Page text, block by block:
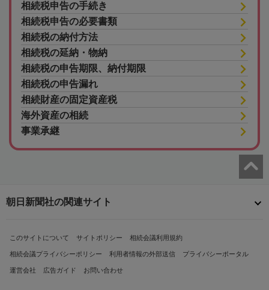
相続税申告の手続き
相続税申告の必要書類
相続税の納付方法
相続税の延納・物納
相続税の申告期限、納付期限
相続税の申告漏れ
相続財産の固定資産税
海外資産の相続
事業承継
朝日新聞社の関連サイト
このサイトについて サイトポリシー 相続会議利用規約
相続会議プライバシーポリシー 利用者情報の外部送信 プライバシーポータル
運営会社 広告ガイド お問い合わせ